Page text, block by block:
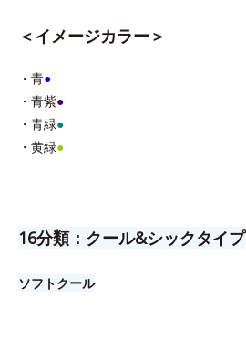
＜イメージカラー＞
・青●
・青紫●
・青緑●
・黄緑●
16分類：クール&シックタイプ
ソフトクール